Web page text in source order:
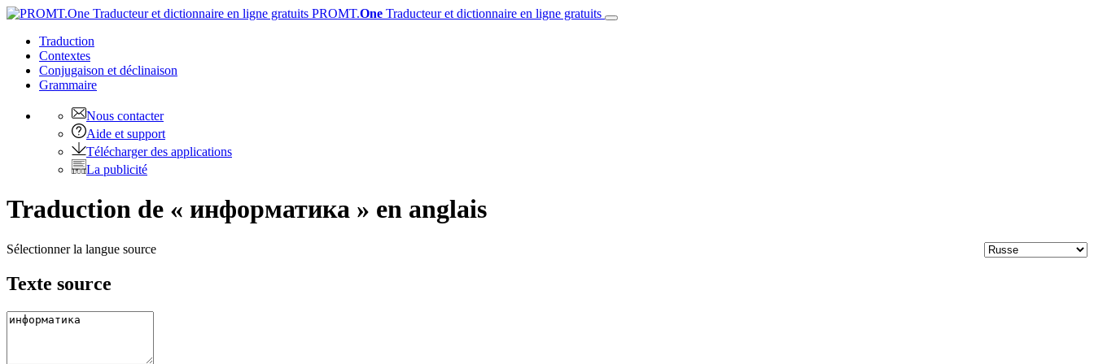
PROMT.One Traducteur et dictionnaire en ligne gratuits
Traduction
Contextes
Conjugaison et déclinaison
Grammaire
Nous contacter
Aide et support
Télécharger des applications
La publicité
Traduction de « информатика » en anglais
Sélectionner la langue source
Texte source